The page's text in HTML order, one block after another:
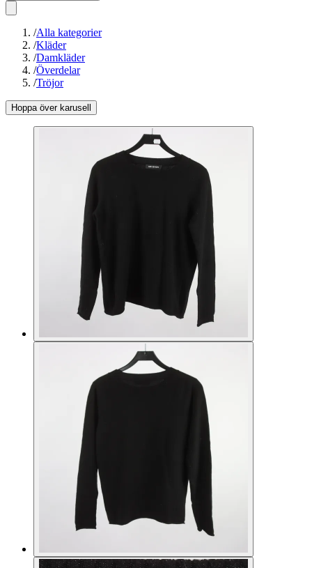
/Alla kategorier
/Kläder
/Damkläder
/Överdelar
/Tröjor
Hoppa över karusell